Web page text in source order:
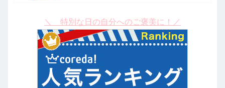
＼ 特別な日の自分へのご褒美に！／